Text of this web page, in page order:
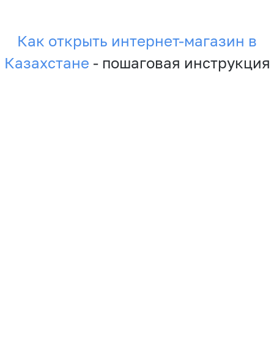
Как открыть интернет-магазин в
Казахстане - пошаговая инструкция